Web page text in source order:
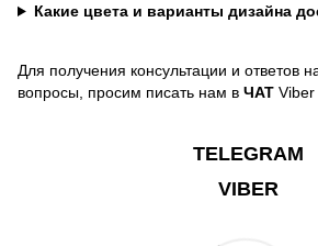
Какие цвета и варианты дизайна
Для получения консультации и ответов
вопросы, просим писать нам в ЧАТ Viber
TELEGRAM
VIBER